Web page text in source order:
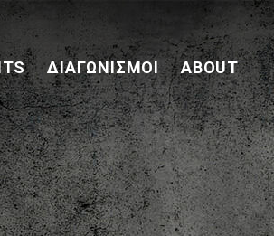
ΔΙΑΓΩΝΙΣΜΟΊ ABOUT